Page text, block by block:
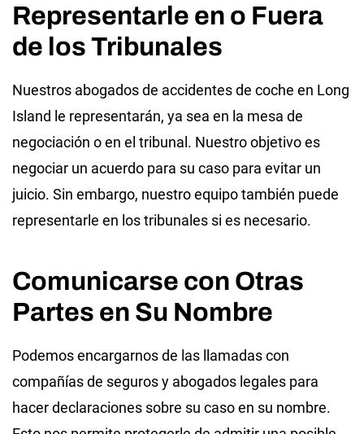
Representarle en o Fuera
de los Tribunales
Nuestros abogados de accidentes de coche en Long
Island le representarán, ya sea en la mesa de
negociación o en el tribunal. Nuestro objetivo es
negociar un acuerdo para su caso para evitar un
juicio. Sin embargo, nuestro equipo también puede
representarle en los tribunales si es necesario.
Comunicarse con Otras
Partes en Su Nombre
Podemos encargarnos de las llamadas con
compañías de seguros y abogados legales para
hacer declaraciones sobre su caso en su nombre.